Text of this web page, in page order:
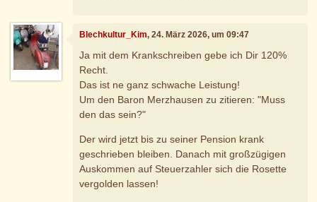
Blechkultur_Kim, 24. März 2026, um 09:47
Ja mit dem Krankschreiben gebe ich Dir 120%
Recht.
Das ist ne ganz schwache Leistung!
Um den Baron Merzhausen zu zitieren: "Muss
den das sein?"
Der wird jetzt bis zu seiner Pension krank
geschrieben bleiben. Danach mit großzügigen
Auskommen auf Steuerzahler sich die Rosette
vergolden lassen!